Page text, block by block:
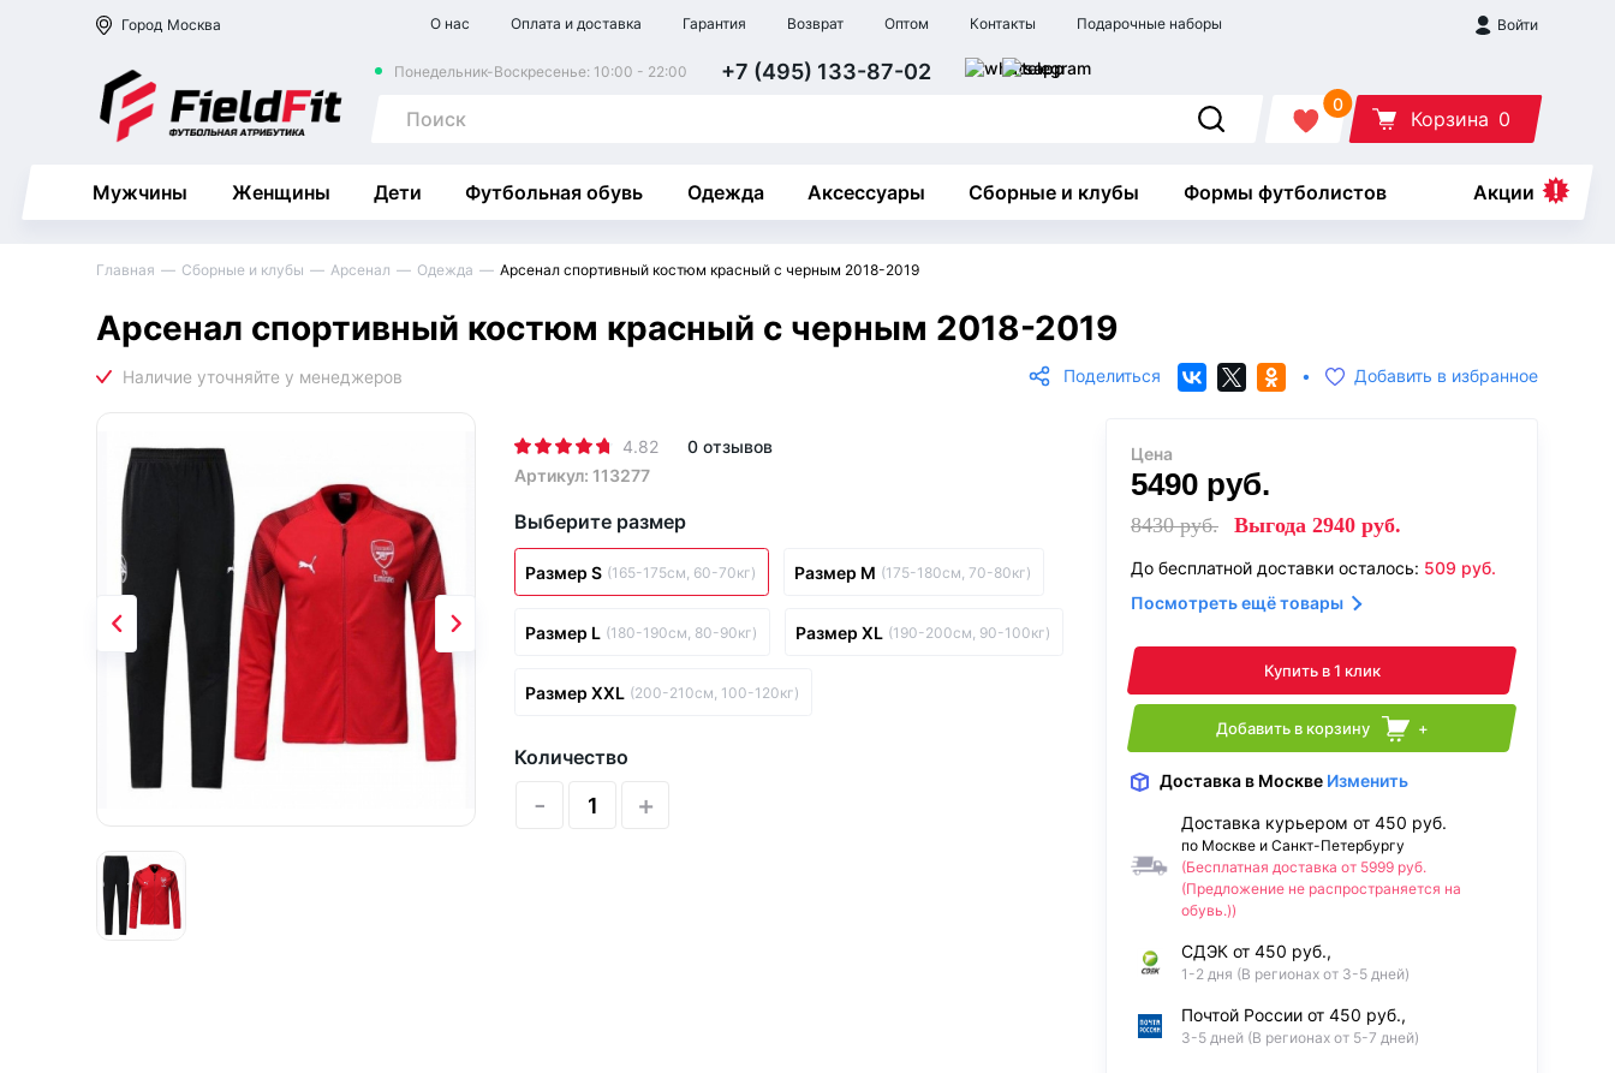
Город Москва О нас Оплата и доставка Гарантия Возврат Оптом Контакты Подарочные наборы Войти
Понедельник-Воскресенье: 10:00 - 22:00 +7 (495) 133-87-02
0
Корзина 0
Мужчины Женщины Дети Футбольная обувь Одежда Аксессуары Сборные и клубы Формы футболистов Акции
Главная Сборные и клубы Арсенал Одежда Арсенал спортивный костюм красный с черным 2018-2019
Арсенал спортивный костюм красный с черным 2018-2019
Поделиться • Добавить в избранное
4.82
0 отзывов
Артикул: 113277
Выберите размер
Размер S (165-175см, 60-70кг) Размер M (175-180см, 70-80кг)
Размер L (180-190см, 80-90кг) Размер XL (190-200см, 90-100кг)
Размер XXL (200-210см, 100-120кг)
Количество
- +
Цена
5490 руб.
8430руб. Выгода 2940 руб.
До бесплатной доставки осталось: 509 руб.
Посмотреть ещё товары
Купить в 1 клик
Добавить в корзину +
Доставка в Москве Изменить
Доставка курьером от 450 руб.
по Москве и Санкт-Петербургу
(Бесплатная доставка от 5999 руб.
(Предложение не распространяется на
обувь.))
СДЭК от 450 руб.,
1-2 дня (В регионах от 3-5 дней)
Почтой России от 450 руб.,
3-5 дней (В регионах от 5-7 дней)